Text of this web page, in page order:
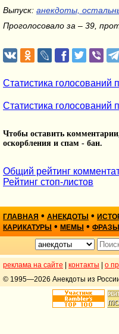
Выпуск: анекдоты,
Проголосовало за – 39,
Статистика голосований
Статистика голосований
Чтобы оставить
оскорбления и спам - бан.
Общий рейтинг
Рейтинг стоп-листов
ГЛАВНАЯ • АНЕКДОТЫ •
КАРИКАТУРЫ • МЕМЫ • ФРАЗЫ
реклама на сайте контакты о
© 1995—2026 Анекдоты из